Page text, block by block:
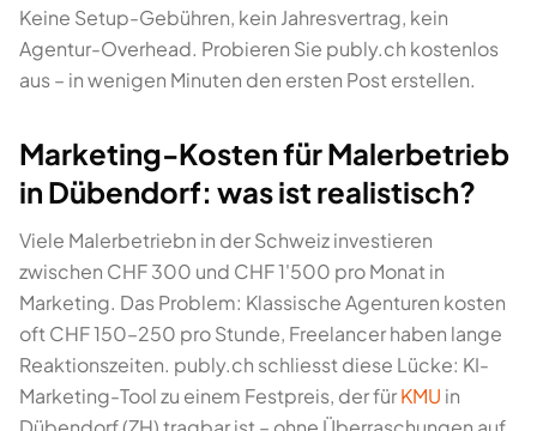
Keine Setup-Gebühren, kein Jahresvertrag, kein
Agentur-Overhead. Probieren Sie publy.ch kostenlos
aus – in wenigen Minuten den ersten Post erstellen.
Marketing-Kosten für Malerbetrieb
in Dübendorf: was ist realistisch?
Viele Malerbetriebn in der Schweiz investieren
zwischen CHF 300 und CHF 1'500 pro Monat in
Marketing. Das Problem: Klassische Agenturen kosten
oft CHF 150–250 pro Stunde, Freelancer haben lange
Reaktionszeiten. publy.ch schliesst diese Lücke: KI-
Marketing-Tool zu einem Festpreis, der fürKMU in